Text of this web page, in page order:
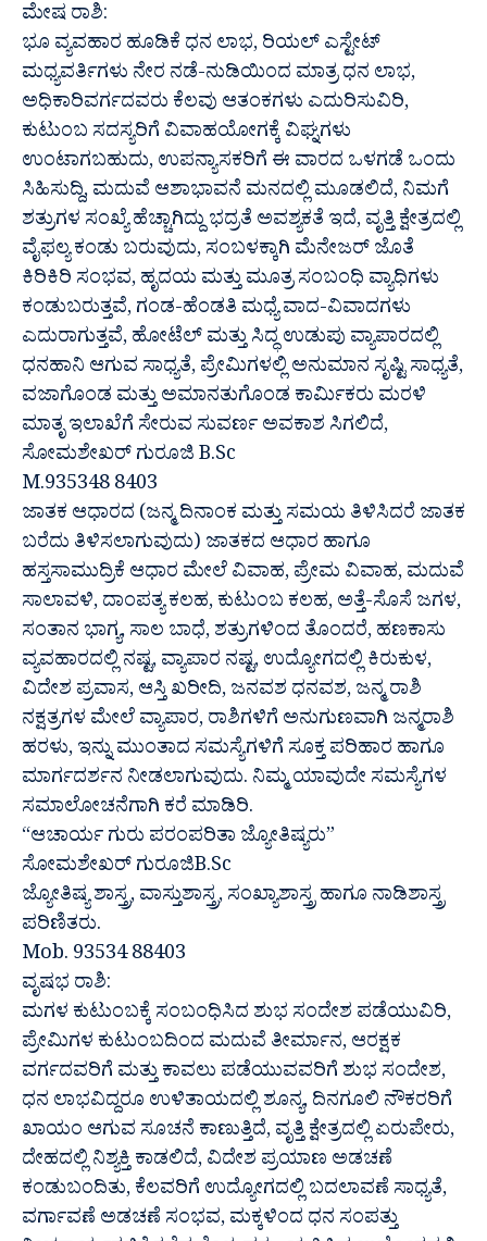
ಮೇಷ ರಾಶಿ:
ಭೂ ವ್ಯವಹಾರ ಹೂಡಿಕೆ ಧನ ಲಾಭ, ರಿಯಲ್ ಎಸ್ಟೇಟ್
ಮಧ್ಯವರ್ತಿಗಳು ನೇರ ನಡೆ-ನುಡಿಯಿಂದ ಮಾತ್ರ ಧನ ಲಾಭ,
ಅಧಿಕಾರಿವರ್ಗದವರು ಕೆಲವು ಆತಂಕಗಳು ಎದುರಿಸುವಿರಿ,
ಕುಟುಂಬ ಸದಸ್ಯರಿಗೆ ವಿವಾಹಯೋಗಕ್ಕೆ ವಿಘ್ನಗಳು
ಉಂಟಾಗಬಹುದು, ಉಪನ್ಯಾಸಕರಿಗೆ ಈ ವಾರದ ಒಳಗಡೆ ಒಂದು
ಸಿಹಿಸುದ್ದಿ, ಮದುವೆ ಆಶಾಭಾವನೆ ಮನದಲ್ಲಿ ಮೂಡಲಿದೆ, ನಿಮಗೆ
ಶತ್ರುಗಳ ಸಂಖ್ಯೆ ಹೆಚ್ಚಾಗಿದ್ದು ಭದ್ರತೆ ಅವಶ್ಯಕತೆ ಇದೆ, ವೃತ್ತಿ ಕ್ಷೇತ್ರದಲ್ಲಿ
ವೈಫಲ್ಯ ಕಂಡು ಬರುವುದು, ಸಂಬಳಕ್ಕಾಗಿ ಮೆನೇಜರ್ ಜೊತೆ
ಕಿರಿಕಿರಿ ಸಂಭವ, ಹೃದಯ ಮತ್ತು ಮೂತ್ರ ಸಂಬಂಧಿ ವ್ಯಾಧಿಗಳು
ಕಂಡುಬರುತ್ತವೆ, ಗಂಡ-ಹೆಂಡತಿ ಮಧ್ಯೆ ವಾದ-ವಿವಾದಗಳು
ಎದುರಾಗುತ್ತವೆ, ಹೋಟೆಲ್ ಮತ್ತು ಸಿದ್ಧ ಉಡುಪು ವ್ಯಾಪಾರದಲ್ಲಿ
ಧನಹಾನಿ ಆಗುವ ಸಾಧ್ಯತೆ, ಪ್ರೇಮಿಗಳಲ್ಲಿ ಅನುಮಾನ ಸೃಷ್ಟಿ ಸಾಧ್ಯತೆ,
ವಜಾಗೊಂಡ ಮತ್ತು ಅಮಾನತುಗೊಂಡ ಕಾರ್ಮಿಕರು ಮರಳಿ
ಮಾತೃ ಇಲಾಖೆಗೆ ಸೇರುವ ಸುವರ್ಣ ಅವಕಾಶ ಸಿಗಲಿದೆ,
ಸೋಮಶೇಖರ್ ಗುರೂಜಿ B.Sc
M.935348 8403
ಜಾತಕ ಆಧಾರದ (ಜನ್ಮ ದಿನಾಂಕ ಮತ್ತು ಸಮಯ ತಿಳಿಸಿದರೆ ಜಾತಕ
ಬರೆದು ತಿಳಿಸಲಾಗುವುದು) ಜಾತಕದ ಆಧಾರ ಹಾಗೂ
ಹಸ್ತಸಾಮುದ್ರಿಕೆ ಆಧಾರ ಮೇಲೆ ವಿವಾಹ, ಪ್ರೇಮ ವಿವಾಹ, ಮದುವೆ
ಸಾಲಾವಳಿ, ದಾಂಪತ್ಯ ಕಲಹ, ಕುಟುಂಬ ಕಲಹ, ಅತ್ತೆ-ಸೊಸೆ ಜಗಳ,
ಸಂತಾನ ಭಾಗ್ಯ, ಸಾಲ ಬಾಧೆ, ಶತ್ರುಗಳಿಂದ ತೊಂದರೆ, ಹಣಕಾಸು
ವ್ಯವಹಾರದಲ್ಲಿ ನಷ್ಟ, ವ್ಯಾಪಾರ ನಷ್ಟ, ಉದ್ಯೋಗದಲ್ಲಿ ಕಿರುಕುಳ,
ವಿದೇಶ ಪ್ರವಾಸ, ಆಸ್ತಿ ಖರೀದಿ, ಜನವಶ ಧನವಶ, ಜನ್ಮ ರಾಶಿ
ನಕ್ಷತ್ರಗಳ ಮೇಲೆ ವ್ಯಾಪಾರ, ರಾಶಿಗಳಿಗೆ ಅನುಗುಣವಾಗಿ ಜನ್ಮರಾಶಿ
ಹರಳು, ಇನ್ನು ಮುಂತಾದ ಸಮಸ್ಯೆಗಳಿಗೆ ಸೂಕ್ತ ಪರಿಹಾರ ಹಾಗೂ
ಮಾರ್ಗದರ್ಶನ ನೀಡಲಾಗುವುದು. ನಿಮ್ಮ ಯಾವುದೇ ಸಮಸ್ಯೆಗಳ
ಸಮಾಲೋಚನೆಗಾಗಿ ಕರೆ ಮಾಡಿರಿ.
“ಆಚಾರ್ಯ ಗುರು ಪರಂಪರಿತಾ ಜ್ಯೋತಿಷ್ಯರು”
ಸೋಮಶೇಖರ್ ಗುರೂಜಿB.Sc
ಜ್ಯೋತಿಷ್ಯ ಶಾಸ್ತ್ರ, ವಾಸ್ತುಶಾಸ್ತ್ರ, ಸಂಖ್ಯಾಶಾಸ್ತ್ರ ಹಾಗೂ ನಾಡಿಶಾಸ್ತ್ರ
ಪರಿಣಿತರು.
Mob. 93534 88403
ವೃಷಭ ರಾಶಿ:
ಮಗಳ ಕುಟುಂಬಕ್ಕೆ ಸಂಬಂಧಿಸಿದ ಶುಭ ಸಂದೇಶ ಪಡೆಯುವಿರಿ,
ಪ್ರೇಮಿಗಳ ಕುಟುಂಬದಿಂದ ಮದುವೆ ತೀರ್ಮಾನ, ಆರಕ್ಷಕ
ವರ್ಗದವರಿಗೆ ಮತ್ತು ಕಾವಲು ಪಡೆಯುವವರಿಗೆ ಶುಭ ಸಂದೇಶ,
ಧನ ಲಾಭವಿದ್ದರೂ ಉಳಿತಾಯದಲ್ಲಿ ಶೂನ್ಯ, ದಿನಗೂಲಿ ನೌಕರರಿಗೆ
ಖಾಯಂ ಆಗುವ ಸೂಚನೆ ಕಾಣುತ್ತಿದೆ, ವೃತ್ತಿ ಕ್ಷೇತ್ರದಲ್ಲಿ ಏರುಪೇರು,
ದೇಹದಲ್ಲಿ ನಿಶ್ಯಕ್ತಿ ಕಾಡಲಿದೆ, ವಿದೇಶ ಪ್ರಯಾಣ ಅಡಚಣೆ
ಕಂಡುಬಂದಿತು, ಕೆಲವರಿಗೆ ಉದ್ಯೋಗದಲ್ಲಿ ಬದಲಾವಣೆ ಸಾಧ್ಯತೆ,
ವರ್ಗಾವಣೆ ಅಡಚಣೆ ಸಂಭವ, ಮಕ್ಕಳಿಂದ ಧನ ಸಂಪತ್ತು